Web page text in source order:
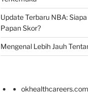
Update Terbaru NBA:
Papan Skor?
Mengenal Lebih Jauh
okhealthcareers.com